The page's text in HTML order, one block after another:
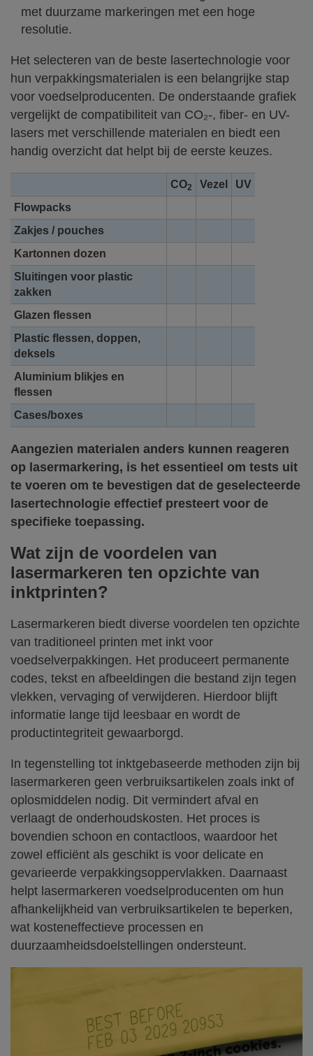
met duurzame markeringen met een hoge
resolutie.
Het selecteren van de beste lasertechnologie voor
hun verpakkingsmaterialen is een belangrijke stap
voor voedselproducenten. De onderstaande grafiek
vergelijkt de compatibiliteit van CO₂-, fiber- en UV-
lasers met verschillende materialen en biedt een
handig overzicht dat helpt bij de eerste keuzes.
CO2 Vezel
UV
Flowpacks
Zakjes / pouches
Kartonnen dozen
Sluitingen voor plastic
zakken
Glazen flessen
Plastic flessen, doppen,
deksels
Aluminium blikjes en
flessen
Cases/boxes
Aangezien materialen anders kunnen reageren
op lasermarkering, is het essentieel om tests uit
te voeren om te bevestigen dat de geselecteerde
lasertechnologie effectief presteert voor de
specifieke toepassing.
Wat zijn de voordelen van
lasermarkeren ten opzichte van
inktprinten?
Lasermarkeren biedt diverse voordelen ten opzichte
van traditioneel printen met inkt voor
voedselverpakkingen. Het produceert permanente
codes, tekst en afbeeldingen die bestand zijn tegen
vlekken, vervaging of verwijderen. Hierdoor blijft
informatie lange tijd leesbaar en wordt de
productintegriteit gewaarborgd.
In tegenstelling tot inktgebaseerde methoden zijn bij
lasermarkeren geen verbruiksartikelen zoals inkt of
oplosmiddelen nodig. Dit vermindert afval en
verlaagt de onderhoudskosten. Het proces is
bovendien schoon en contactloos, waardoor het
zowel efficiënt als geschikt is voor delicate en
gevarieerde verpakkingsoppervlakken. Daarnaast
helpt lasermarkeren voedselproducenten om hun
afhankelijkheid van verbruiksartikelen te beperken,
wat kosteneffectieve processen en
duurzaamheidsdoelstellingen ondersteunt.